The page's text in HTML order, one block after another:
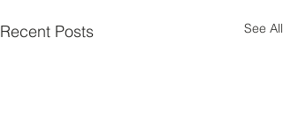
Recent Posts See All